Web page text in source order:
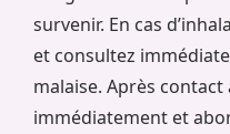
survenir. En cas
et consultez
malaise. Après contact
immédiatement et